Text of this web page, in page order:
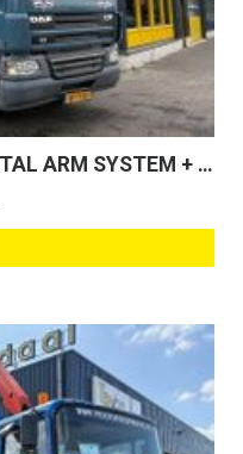
DAF CF 75.250 + HYVA PORTAL ARM SYSTEM + EURO 5 + MANUAL